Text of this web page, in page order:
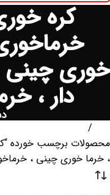
کره
خوری چینی
دار ،
محصولات برچسب خورده
، خرما خوری چینی ،